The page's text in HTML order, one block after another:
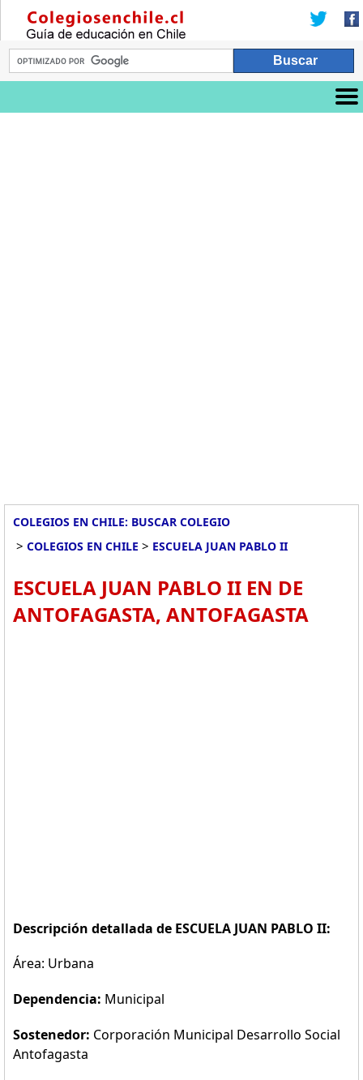
COLEGIOS EN CHILE: BUSCAR COLEGIO
> COLEGIOS EN CHILE > ESCUELA JUAN PABLO II
ESCUELA JUAN PABLO II EN DE
ANTOFAGASTA, ANTOFAGASTA
Descripción detallada de ESCUELA JUAN PABLO II:
Área: Urbana
Dependencia: Municipal
Sostenedor: Corporación Municipal Desarrollo Social
Antofagasta